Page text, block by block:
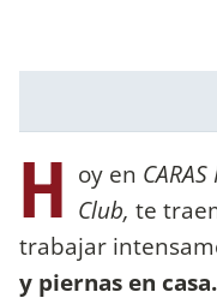
H oy en
Club, te
trabajar
y piernas en casa.